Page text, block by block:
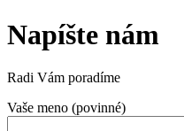
Napíšte nám
Radi Vám poradíme
Vaše meno (povinné)